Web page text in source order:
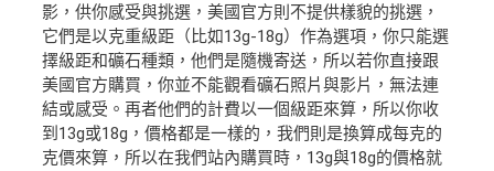
影，供你感受與挑選，美國官方則不提供樣貌的挑選，
它們是以克重級距（比如13g-18g）作為選項，你只能選
擇級距和礦石種類，他們是隨機寄送，所以若你直接跟
美國官方購買，你並不能觀看礦石照片與影片，無法連
結或感受。再者他們的計費以一個級距來算，所以你收
到13g或18g，價格都是一樣的，我們則是換算成每克的
克價來算，所以在我們站內購買時，13g與18g的價格就